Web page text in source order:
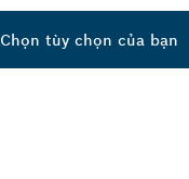
Chọn tùy chọn của bạn